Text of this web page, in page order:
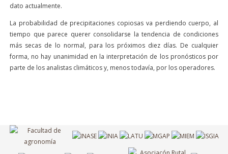
dato actualmente.
La probabilidad de precipitaciones copiosas va perdiendo cuerpo, al
tiempo que parece querer consolidarse la tendencia de condiciones
más secas de lo normal, para los próximos diez días. De cualquier
forma, no hay unanimidad en la interpretación de los pronósticos por
parte de los analistas climáticos y, menos todavía, por los operadores.